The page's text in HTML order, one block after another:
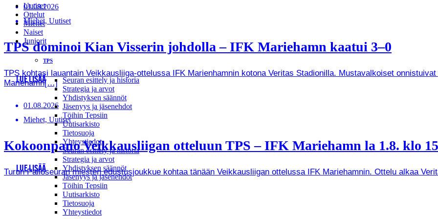
Uutiset
Ottelut
Miehet
Naiset
Juniorit
TPS
Seuran esittely ja historia
Strategia ja arvot
Yhdistyksen säännöt
Jäsenyys ja jäsenehdot
Töihin Tepsiin
Uutisarkisto
Tietosuoja
Yhteystiedot
Seuran esittely ja historia
Strategia ja arvot
Yhdistyksen säännöt
Jäsenyys ja jäsenehdot
Töihin Tepsiin
Uutisarkisto
Tietosuoja
Yhteystiedot
01.08.2026
Miehet, Uutiset
TPS dominoi Kian Visserin johdolla – IFK Mariehamn kaatui 3–0
TPS kohtasi lauantain Veikkausliiga-ottelussa IFK Marienhamnin kotona Veritas Stadionilla. Mustavalkoiset
Mariehamn[…]
LUE LISÄÄ
01.08.2026
Miehet, Uutiset
Kokoonpano Veikkausliigan otteluun TPS – IFK Mariehamn la 1.8. klo
Turun Palloseuran miesten edustusjoukkue kohtaa tänään Veikkausliigan ottelussa IFK Mariehamnin. Ottelu alkaa
LUE LISÄÄ